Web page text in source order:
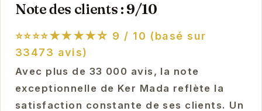
Note des clients : 9/10
⭐⭐⭐⭐★★★★☆ 9 / 10 (basé sur
33473 avis)
Avec plus de 33 000 avis, la note
exceptionnelle de Ker Mada reflète la
satisfaction constante de ses clients. Un